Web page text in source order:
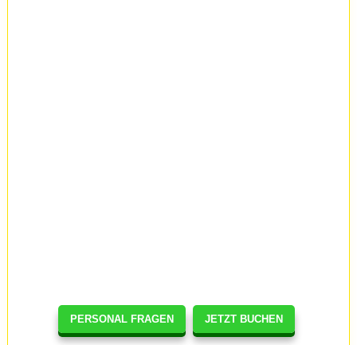
PERSONAL FRAGEN JETZT BUCHEN